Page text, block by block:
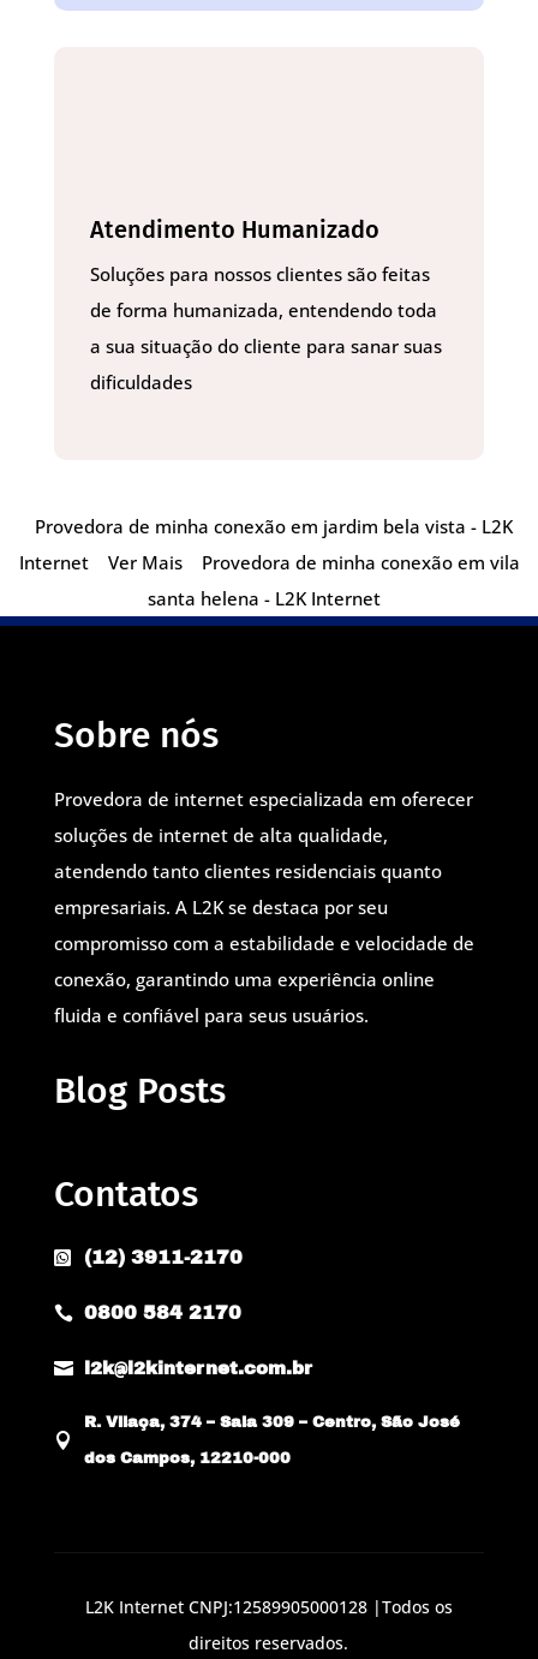
Atendimento Humanizado
Soluções para nossos clientes são feitas
de forma humanizada, entendendo toda
a sua situação do cliente para sanar suas
dificuldades
Provedora de minha conexão em jardim bela vista - L2K
Internet
Ver Mais
Provedora de minha conexão em vila
santa helena - L2K Internet
Sobre nós
Provedora de internet especializada em oferecer
soluções de internet de alta qualidade,
atendendo tanto clientes residenciais quanto
empresariais. A L2K se destaca por seu
compromisso com a estabilidade e velocidade de
conexão, garantindo uma experiência online
fluida e confiável para seus usuários.
Blog Posts
Contatos
 (12) 3911-2170
 0800 584 2170
 l2k@l2kinternet.com.br

R. Vilaça, 374 – Sala 309 – Centro, São José
dos Campos, 12210-000
L2K Internet CNPJ:12589905000128 |Todos os
direitos reservados.